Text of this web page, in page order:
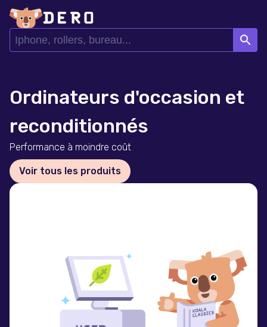
search
Ordinateurs d'occasion et
reconditionnés
Performance à moindre coût
Voir tous les produits